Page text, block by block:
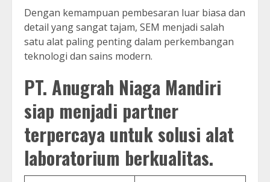
Dengan kemampuan pembesaran luar biasa dan
detail yang sangat tajam, SEM menjadi salah
satu alat paling penting dalam perkembangan
teknologi dan sains modern.
PT. Anugrah Niaga Mandiri
siap menjadi partner
terpercaya untuk solusi alat
laboratorium berkualitas.